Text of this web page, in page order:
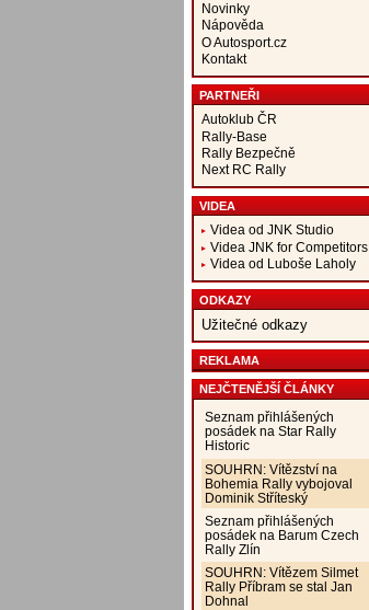
Novinky
Nápověda
O Autosport.cz
Kontakt
PARTNEŘI
Autoklub ČR
Rally-Base
Rally Bezpečně
Next RC Rally
VIDEA
Videa od JNK Studio
Videa JNK for Competitors
Videa od Luboše Laholy
ODKAZY
Užitečné odkazy
REKLAMA
NEJČTENĚJŠÍ ČLÁNKY
Seznam přihlášených
posádek na Star Rally
Historic
SOUHRN: Vítězství na
Bohemia Rally vybojoval
Dominik Stříteský
Seznam přihlášených
posádek na Barum Czech
Rally Zlín
SOUHRN: Vítězem Silmet
Rally Příbram se stal Jan
Dohnal